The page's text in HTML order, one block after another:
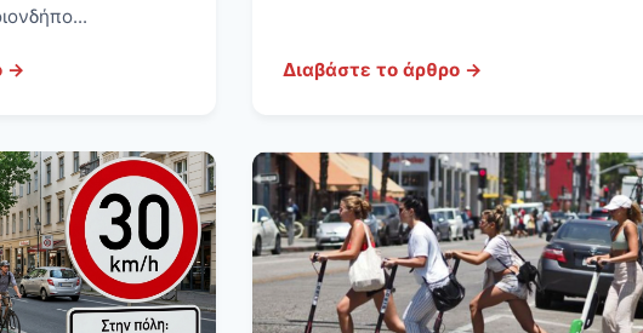
→ Διαβάστε το άρθρο →